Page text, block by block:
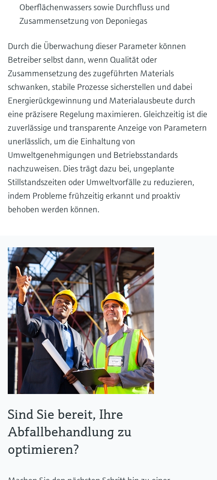
Oberflächenwassers sowie Durchfluss und
Zusammensetzung von Deponiegas
Durch die Überwachung dieser Parameter können
Betreiber selbst dann, wenn Qualität oder
Zusammensetzung des zugeführten Materials
schwanken, stabile Prozesse sicherstellen und dabei
Energierückgewinnung und Materialausbeute durch
eine präzisere Regelung maximieren. Gleichzeitig ist die
zuverlässige und transparente Anzeige von Parametern
unerlässlich, um die Einhaltung von
Umweltgenehmigungen und Betriebsstandards
nachzuweisen. Dies trägt dazu bei, ungeplante
Stillstandszeiten oder Umweltvorfälle zu reduzieren,
indem Probleme frühzeitig erkannt und proaktiv
behoben werden können.
Sind Sie bereit, Ihre
Abfallbehandlung zu
optimieren?